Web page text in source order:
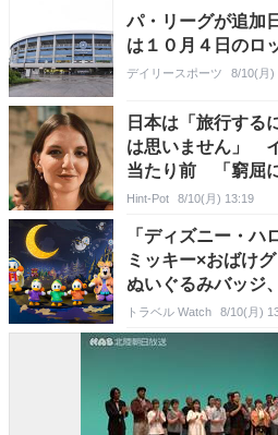
パ・リーグが追加
は１０月４日のロ
デイリースポーツ 8/10(月)
日本は「旅行する
は思いません」
当たり前 「窮屈
Hint-Pot 8/10(月) 13:19
「ディズニー・ハ
ミッキー×おばけ
ぬいぐるみバッジ
トラベル Watch 8/10(月)